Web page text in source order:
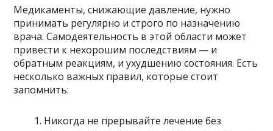
Медикаменты, снижающие давление, нужно
принимать регулярно и строго по назначению
врача. Самодеятельность в этой области может
привести к нехорошим последствиям — и
обратным реакциям, и ухудшению состояния. Есть
несколько важных правил, которые стоит
запомнить:
Никогда не прерывайте лечение без